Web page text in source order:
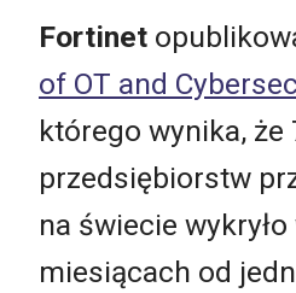
Fortinet
of OT and
którego wynika, że
przedsiębiorstw
na świecie
miesiącach od